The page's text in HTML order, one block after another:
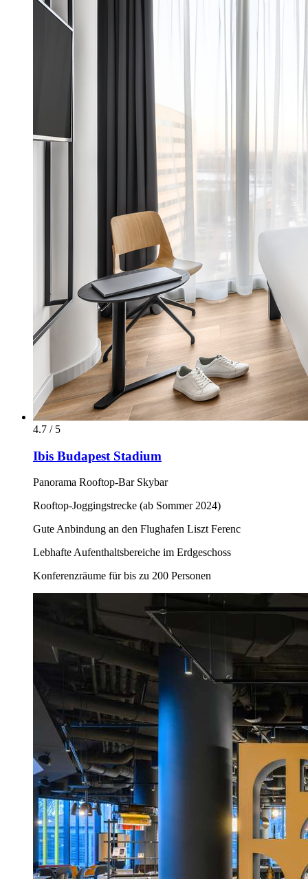
4.7 / 5
Ibis Budapest Stadium
Panorama Rooftop-Bar Skybar
Rooftop-Joggingstrecke (ab Sommer 2024)
Gute Anbindung an den Flughafen Liszt Ferenc
Lebhafte Aufenthaltsbereiche im Erdgeschoss
Konferenzräume für bis zu 200 Personen